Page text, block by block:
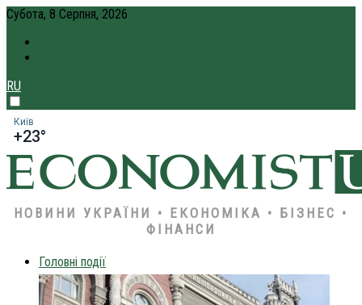
Субота, 8 Серпня, 2026
RU
Київ
+23°
НОВИНИ УКРАЇНИ • ЕКОНОМІКА • БІЗНЕС •
ФІНАНСИ
Головні події